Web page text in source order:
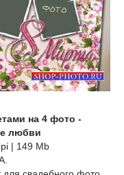
на 4 фото -
любви
| 149 Mb